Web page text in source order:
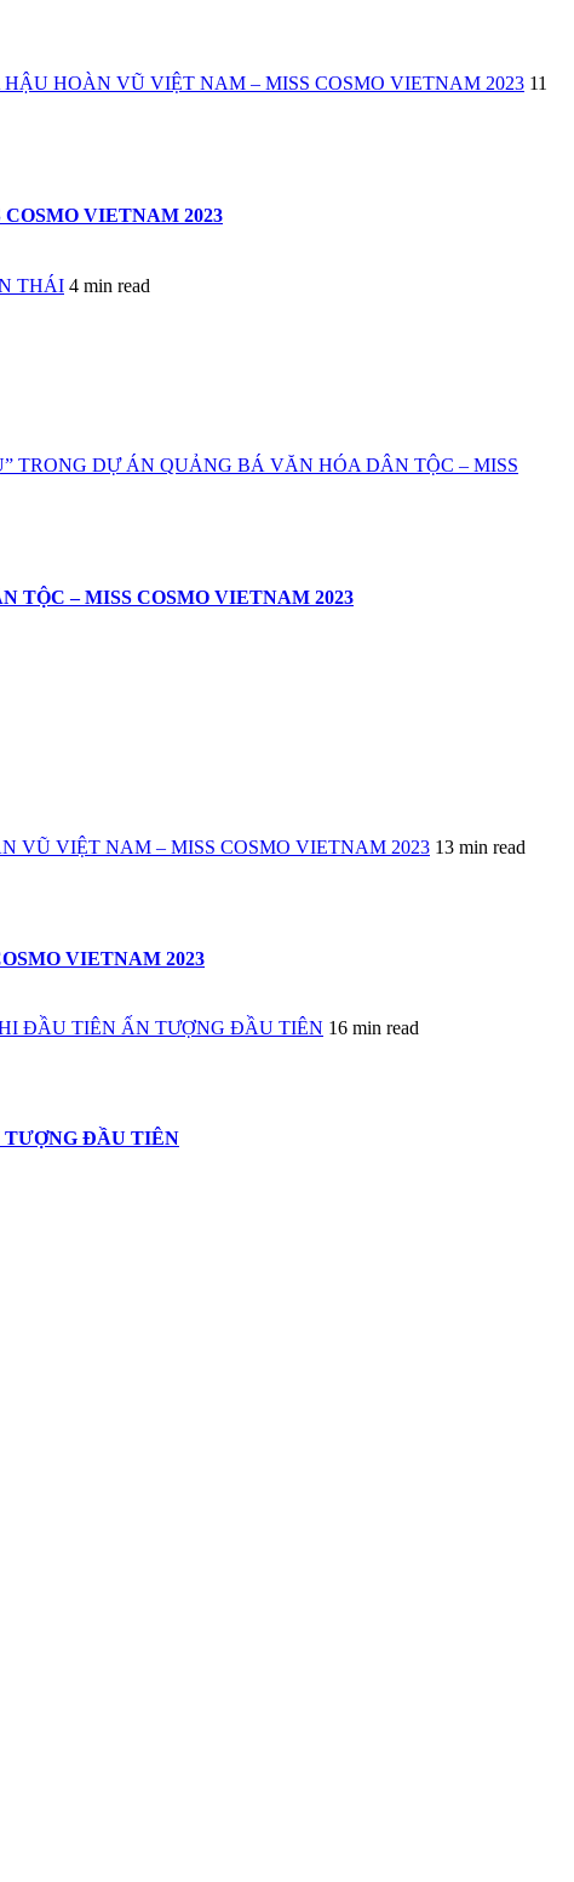
HOÀN VŨ VIỆT NAM – MISS COSMO VIETNAM 2023 11
VIETNAM 2023
THÁI 4 min read
TRONG DỰ ÁN QUẢNG BÁ VĂN HÓA DÂN TỘC – MISS
TỘC – MISS COSMO VIETNAM 2023
VŨ VIỆT NAM – MISS COSMO VIETNAM 2023 13 min read
VIETNAM 2023
ĐẦU TIÊN ẤN TƯỢNG ĐẦU TIÊN 16 min read
TƯỢNG ĐẦU TIÊN